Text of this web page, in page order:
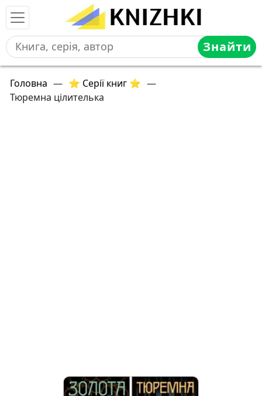
Знайти
Головна — ⭐ Серії книг ⭐ —
Тюремна цілителька